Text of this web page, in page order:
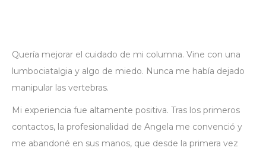
Quería mejorar el cuidado de mi columna. Vine con una
lumbociatalgia y algo de miedo. Nunca me había dejado
manipular las vertebras.
Mi experiencia fue altamente positiva. Tras los primeros
contactos, la profesionalidad de Angela me convenció y
me abandoné en sus manos, que desde la primera vez